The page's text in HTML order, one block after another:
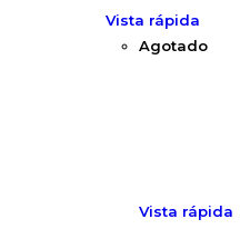
Vista rápida
Agotado
Vista rápida